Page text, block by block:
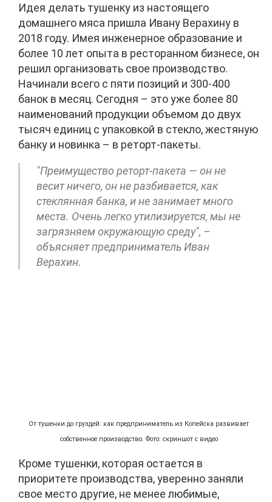
Идея делать тушенку из настоящего
домашнего мяса пришла Ивану Верахину в
2018 году. Имея инженерное образование и
более 10 лет опыта в ресторанном бизнесе, он
решил организовать свое производство.
Начинали всего с пяти позиций и 300-400
банок в месяц. Сегодня – это уже более 80
наименований продукции объемом до двух
тысяч единиц с упаковкой в стекло, жестяную
банку и новинка – в реторт-пакеты.
"Преимущество реторт-пакета — он не
весит ничего, он не разбивается, как
стеклянная банка, и не занимает много
места. Очень легко утилизируется, мы не
загрязняем окружающую среду", –
объясняет предприниматель Иван
Верахин.
От тушенки до груздей: как предприниматель из Копейска развивает
собственное производство. Фото: скриншот с видео
Кроме тушенки, которая остается в
приоритете производства, уверенно заняли
свое место другие, не менее любимые,